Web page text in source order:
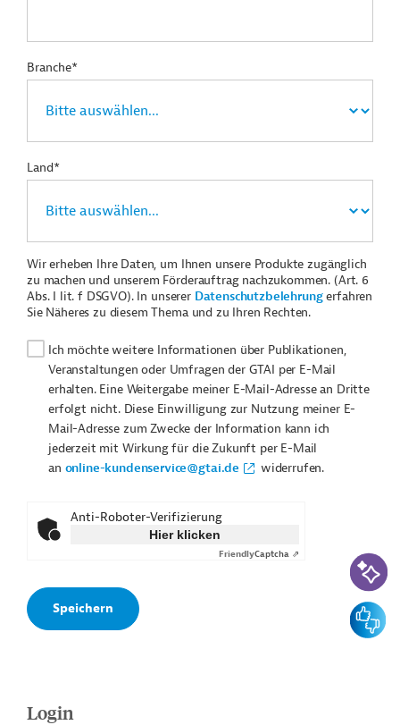
Branche*
Land*
Wir erheben Ihre Daten, um Ihnen unsere Produkte zugänglich
zu machen und unserem Förderauftrag nachzukommen. (Art. 6
Abs. I lit. f DSGVO). In unserer Datenschutzbelehrungerfahren
Sie Näheres zu diesem Thema und zu Ihren Rechten.
Ich möchte weitere Informationen über Publikationen,
Veranstaltungen oder Umfragen der GTAI per E-Mail
erhalten. Eine Weitergabe meiner E-Mail-Adresse an Dritte
erfolgt nicht. Diese Einwilligung zur Nutzung meiner E-
Mail-Adresse zum Zwecke der Information kann ich
jederzeit mit Wirkung für die Zukunft per E-Mail
an online-kundenservice@gtai.de widerrufen.
Anti-Roboter-Verifizierung
Hier klicken
FriendlyCaptcha ⇗
Login
KI-